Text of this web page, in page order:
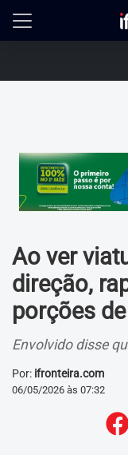
Ao ver
direção,
porções
Envolvido disse
Por: ifronteira.com
06/05/2026 às 07:32